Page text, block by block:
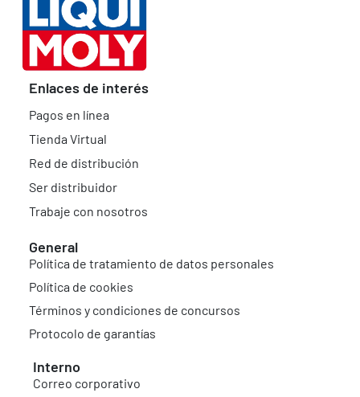
Enlaces de interés
Pagos en línea
Tienda Virtual
Red de distribución
Ser distribuidor
Trabaje con nosotros
General
Política de tratamiento de datos personales
Política de cookies
Términos y condiciones de concursos
Protocolo de garantías
Interno
Correo corporativo